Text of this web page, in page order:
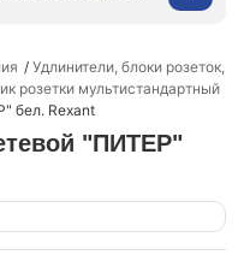
Удлинители, блоки розеток,
розетки мультистандартный
бел. Rexant
"ПИТЕР"